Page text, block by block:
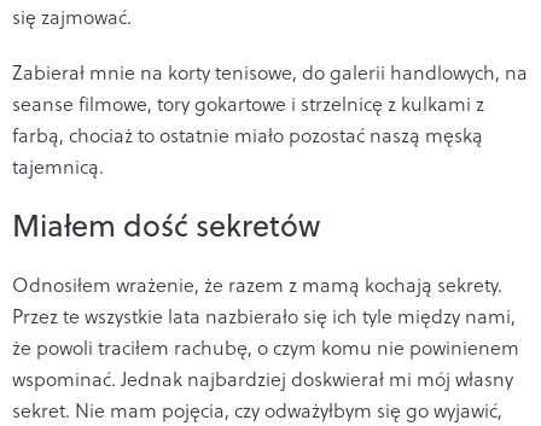
się zajmować.
Zabierał mnie na korty tenisowe, do galerii handlowych, na
seanse filmowe, tory gokartowe i strzelnicę z kulkami z
farbą, chociaż to ostatnie miało pozostać naszą męską
tajemnicą.
Miałem dość sekretów
Odnosiłem wrażenie, że razem z mamą kochają sekrety.
Przez te wszystkie lata nazbierało się ich tyle między nami,
że powoli traciłem rachubę, o czym komu nie powinienem
wspominać. Jednak najbardziej doskwierał mi mój własny
sekret. Nie mam pojęcia, czy odważyłbym się go wyjawić,